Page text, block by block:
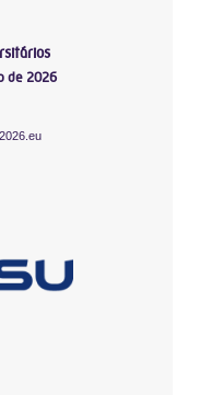
de 2026